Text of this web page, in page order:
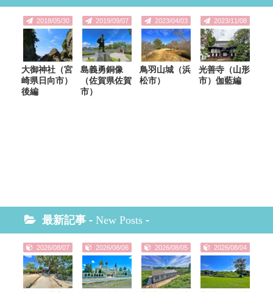
2018/05/30
大御神社（宮
崎県日向市）
後編
2019/09/07
島義勇銅像
（佐賀県佐賀
市）
2023/04/03
鳥羽山城（浜
松市）
2023/11/08
光善寺（山形
市）伽藍編
最新記事 - New Posts -
2026/08/07 2026/08/06 2026/08/05 2026/08/04